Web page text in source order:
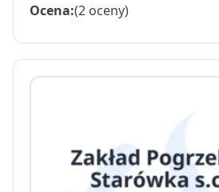
Ocena:(2 oceny)